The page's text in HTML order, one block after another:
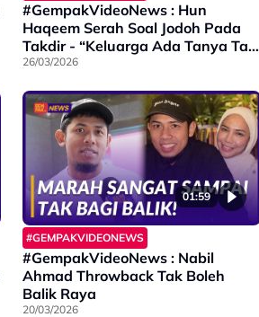
#GempakVideoNews : Hun
Haqeem Serah Soal Jodoh Pada
Takdir - “Keluarga Ada Tanya Tapi
Bukan Sebab Sibuk Nak Tahu…”
26/03/2026
01:59
#GEMPAKVIDEONEWS
#GempakVideoNews : Nabil
Ahmad Throwback Tak Boleh
Balik Raya
20/03/2026